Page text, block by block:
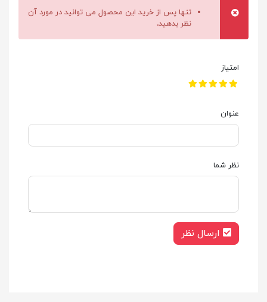
تنها پس از خرید این محصول می توانید در مورد آن
نظر بدهید.
امتیاز
عنوان
نظر شما
ارسال نظر